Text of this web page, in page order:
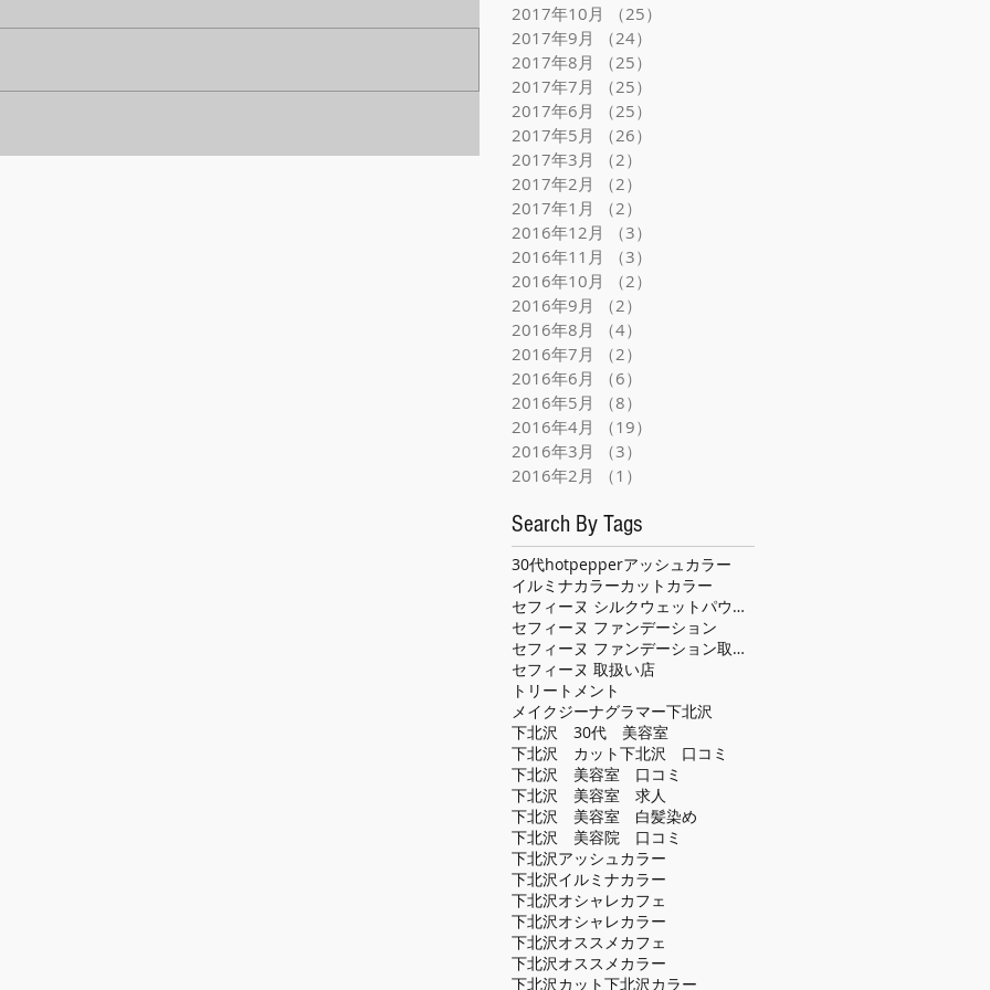
2017年10月
（25）
2017年9月
（24）
2017年8月
（25）
2017年7月
（25）
2017年6月
（25）
2017年5月
（26）
2017年3月
（2）
2017年2月
（2）
2017年1月
（2）
2016年12月
（3）
2016年11月
（3）
2016年10月
（2）
2016年9月
（2）
2016年8月
（4）
2016年7月
（2）
2016年6月
（6）
2016年5月
（8）
2016年4月
（19）
2016年3月
（3）
2016年2月
（1）
Search By Tags
30代hotpepperアッシュカラー
イルミナカラーカット カラー
セフィーヌ シルクウェットパウダー
セフィーヌ ファンデーション
セフィーヌ ファンデーション取扱い店
セフィーヌ 取扱い店
トリートメント
メイクジーナグラマー下北沢
下北沢 30代 美容室
下北沢 カット下北沢 口コミ
下北沢 美容室 口コミ
下北沢 美容室 求人
下北沢 美容室 白髪染め
下北沢 美容院 口コミ
下北沢アッシュカラー
下北沢イルミナカラー
下北沢オシャレカフェ
下北沢オシャレカラー
下北沢オススメカフェ
下北沢オススメカラー
下北沢カット下北沢カラー